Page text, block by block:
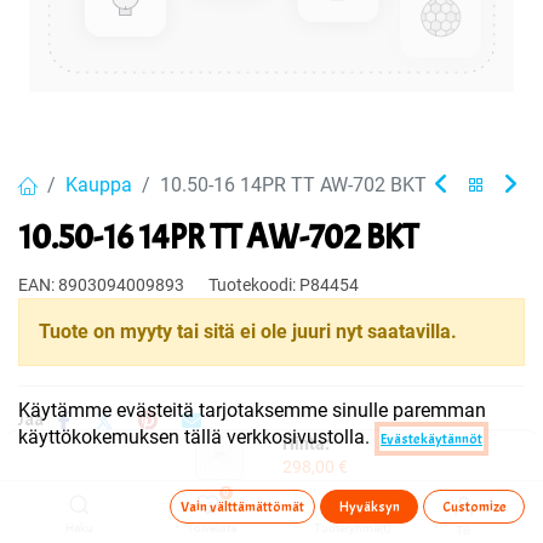
Hinta:
298,00 €
0
Toivelista Tuoteryhmä(t)
Kauppa 10.50-16 14PR TT AW-702 BKT
10.50-16 14PR TT AW-702 BKT
EAN:8903094009893 Tuotekoodi: P84454
Tuote on myyty tai sitä ei ole juuri nyt saatavilla.
Jaa
Käytämme evästeitä tarjotaksemme sinulle paremman
käyttökokemuksen tällä verkkosivustolla.
Evästekäytännöt
Vain välttämättömät Hyväksyn Customize